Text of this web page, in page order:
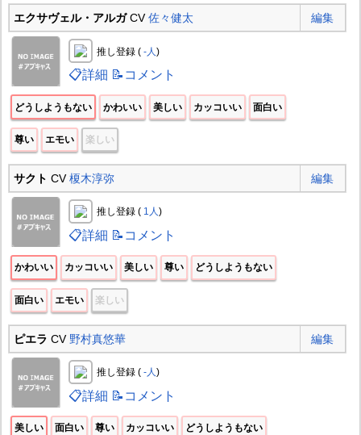
エクサヴェル・アルガCV佐々健太 編集
推し登録 ( -人 )
📋詳細 📝コメント
どうしようもない かわいい 美しい カッコいい 面白い
尊い エモい 楽しい
サクト CV榎木淳弥 編集
推し登録 ( 1人)
📋詳細 📝コメント
かわいい カッコいい 美しい 尊い どうしようもない
面白い エモい 楽しい
ピエラ CV 野村真悠華 編集
推し登録 ( -人)
📋詳細 📝コメント
美しい 面白い 尊い カッコいい どうしようもない